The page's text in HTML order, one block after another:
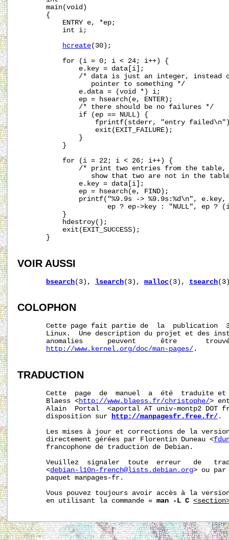
       main(void)
       {
           ENTRY e, *ep;
           int i;
hcreate(30);
           for (i = 0; i < 24; i++) {
               e.key = data[i];
/* data is just an integer, instead
                  pointer to something */
               e.data = (void *) i;
               ep = hsearch(e, ENTER);
               /* there should be no failures */
               if (ep == NULL) {
fprintf(stderr, "entry
                   exit(EXIT_FAILURE);
               }
           }
           for (i = 22; i < 26; i++) {
/* print two entries from the table,
show that two are not in the
               e.key = data[i];
               ep = hsearch(e, FIND);
               printf("%9.9s -> %9.9s:%d\n", e.key,
ep ? ep->key : "NULL", ep ?
           }
           hdestroy();
           exit(EXIT_SUCCESS);
       }
VOIR AUSSI
bsearch(3), lsearch(3), malloc(3), tsearch
COLOPHON
Cette page fait partie de  la  publication
Linux.  Une description du projet et des
anomalies      peuvent      être
http://www.kernel.org/doc/man-pages/ .
TRADUCTION
Cette  page  de  manuel  a  été  traduite
       Blaess <
http://www.blaess.fr/christophe/>
Alain  Portal  <aportal AT univ-montp2 DOT
       disposition sur
http://manpagesfr.free.fr/ .
Les mises à jour et corrections de la
       directement gérées par Florentin Duneau <
       francophone de traduction de Debian.
Veuillez  signaler  toute  erreur   de
       <
debian-l10n-french@lists.debian.org> ou par
       paquet manpages-fr.
Vous pouvez toujours avoir accès à la
       en utilisant la commande «
man -L C